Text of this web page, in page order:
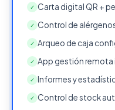
✓ Carta digital QR +
✓ Control de
✓ Arqueo de caja
✓ App gestión remota
✓ Informes y
✓ Control de stock